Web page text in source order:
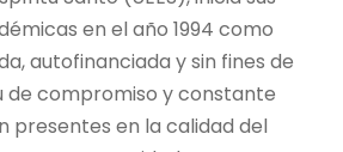
en el año 1994 como
autofinanciada y sin fines de
de compromiso y constante
presentes en la calidad del